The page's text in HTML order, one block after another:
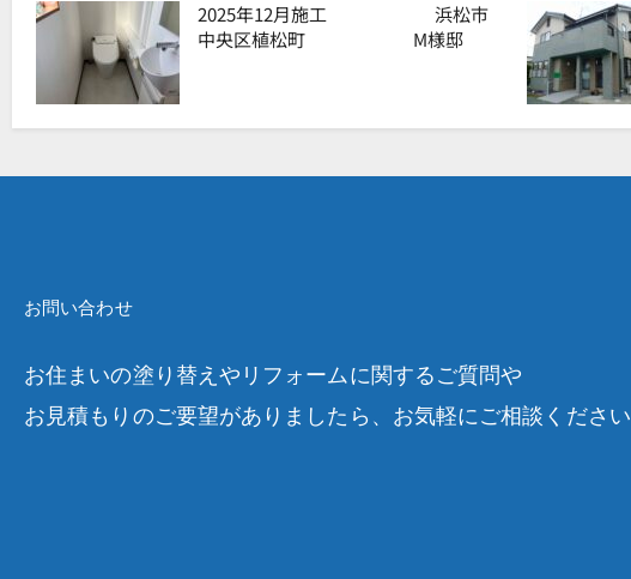
2025年12月施工 浜松市
中央区植松町 M様邸
お問い合わせ
お住まいの塗り替えやリフォームに関するご質問や
お見積もりのご要望がありましたら、お気軽にご相談ください